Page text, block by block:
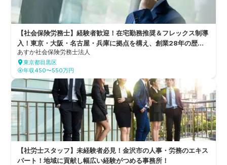
【社会保険労務士】経験者歓迎！在宅勤務推奨＆フレックス制導
入！東京・大阪・名古屋・兵庫に拠点を構え、創業28年の歴史
を持つ社会保険労務士法人
あすか社会保険労務士法人
東京都目黒区
年収450〜550万円
【社労士スタッフ】未経験者必見！金沢市の人事・労務のエキス
パート！地域に貢献し幅広い経験がつめる事務所！